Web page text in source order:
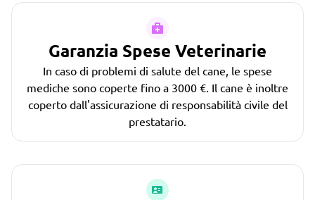
Garanzia Spese Veterinarie
In caso di problemi di salute del cane, le spese
mediche sono coperte fino a 3000 €. Il cane è inoltre
coperto dall'assicurazione di responsabilità civile del
prestatario.